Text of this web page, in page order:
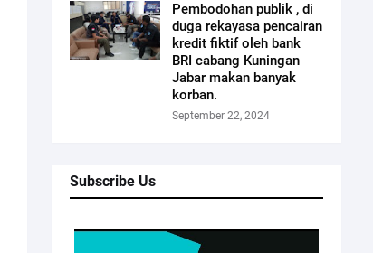
Pembodohan publik , di
duga rekayasa pencairan
kredit fiktif oleh bank
BRI cabang Kuningan
Jabar makan banyak
korban.
September 22, 2024
Subscribe Us